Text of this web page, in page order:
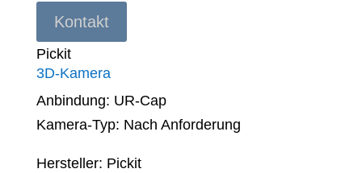
Kontakt
Pickit
3D-Kamera
Anbindung: UR-Cap
Kamera-Typ: Nach Anforderung
Hersteller: Pickit